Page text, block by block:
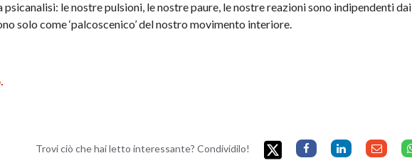
psicanalisi: le nostre pulsioni, le nostre paure, le nostre reazioni sono indipendenti dai
solo come ‘palcoscenico’ del nostro movimento interiore.
Trovi ciò che hai letto interessante? Condividilo!